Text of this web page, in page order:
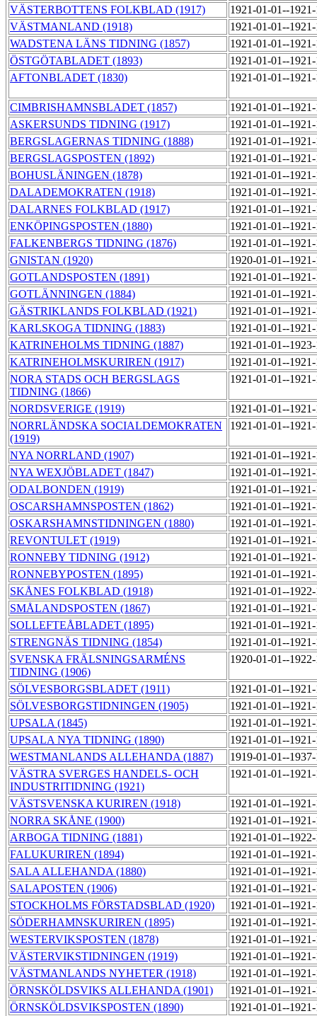
VÄSTERBOTTENS FOLKBLAD (1917)
1921-01-01--
VÄSTMANLAND (1918)
1921-01-01--
WADSTENA LÄNS TIDNING (1857)
1921-01-01--
ÖSTGÖTABLADET (1893)
1921-01-01--
AFTONBLADET (1830)
1921-01-01--
CIMBRISHAMNSBLADET (1857)
1921-01-01--
ASKERSUNDS TIDNING (1917)
1921-01-01--
BERGSLAGERNAS TIDNING (1888)
1921-01-01--
BERGSLAGSPOSTEN (1892)
1921-01-01--
BOHUSLÄNINGEN (1878)
1921-01-01--
DALADEMOKRATEN (1918)
1921-01-01--
DALARNES FOLKBLAD (1917)
1921-01-01--
ENKÖPINGSPOSTEN (1880)
1921-01-01--
FALKENBERGS TIDNING (1876)
1921-01-01--
GNISTAN (1920)
1920-01-01--
GOTLANDSPOSTEN (1891)
1921-01-01--
GOTLÄNNINGEN (1884)
1921-01-01--
GÄSTRIKLANDS FOLKBLAD (1921)
1921-01-01--
KARLSKOGA TIDNING (1883)
1921-01-01--
KATRINEHOLMS TIDNING (1887)
1921-01-01--
KATRINEHOLMSKURIREN (1917)
1921-01-01--
NORA STADS OCH BERGSLAGS
TIDNING (1866)
1921-01-01--
NORDSVERIGE (1919)
1921-01-01--
NORRLÄNDSKA SOCIALDEMOKRATEN
(1919)
1921-01-01--
NYA NORRLAND (1907)
1921-01-01--
NYA WEXJÖBLADET (1847)
1921-01-01--
ODALBONDEN (1919)
1921-01-01--
OSCARSHAMNSPOSTEN (1862)
1921-01-01--
OSKARSHAMNSTIDNINGEN (1880)
1921-01-01--
REVONTULET (1919)
1921-01-01--
RONNEBY TIDNING (1912)
1921-01-01--
RONNEBYPOSTEN (1895)
1921-01-01--
SKÅNES FOLKBLAD (1918)
1921-01-01--
SMÅLANDSPOSTEN (1867)
1921-01-01--
SOLLEFTEÅBLADET (1895)
1921-01-01--
STRENGNÄS TIDNING (1854)
1921-01-01--
SVENSKA FRÄLSNINGSARMÉNS
TIDNING (1906)
1920-01-01--
SÖLVESBORGSBLADET (1911)
1921-01-01--
SÖLVESBORGSTIDNINGEN (1905)
1921-01-01--
UPSALA (1845)
1921-01-01--
UPSALA NYA TIDNING (1890)
1921-01-01--
WESTMANLANDS ALLEHANDA (1887)
1919-01-01--
VÄSTRA SVERGES HANDELS- OCH
INDUSTRITIDNING (1921)
1921-01-01--
VÄSTSVENSKA KURIREN (1918)
1921-01-01--
NORRA SKÅNE (1900)
1921-01-01--
ARBOGA TIDNING (1881)
1921-01-01--
FALUKURIREN (1894)
1921-01-01--
SALA ALLEHANDA (1880)
1921-01-01--
SALAPOSTEN (1906)
1921-01-01--
STOCKHOLMS FÖRSTADSBLAD (1920)
1921-01-01--
SÖDERHAMNSKURIREN (1895)
1921-01-01--
WESTERVIKSPOSTEN (1878)
1921-01-01--
VÄSTERVIKSTIDNINGEN (1919)
1921-01-01--
VÄSTMANLANDS NYHETER (1918)
1921-01-01--
ÖRNSKÖLDSVIKS ALLEHANDA (1901)
1921-01-01--
ÖRNSKÖLDSVIKSPOSTEN (1890)
1921-01-01--